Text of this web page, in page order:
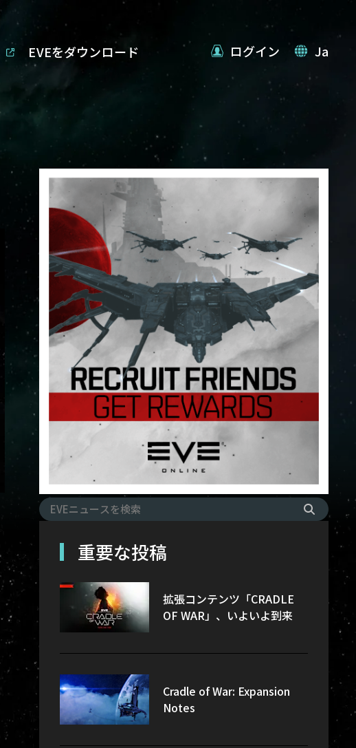
EVEをダウンロード ログイン Ja
重要な投稿
拡張コンテンツ「CRADLE
OF WAR」、いよいよ到来
Cradle of War: Expansion
Notes